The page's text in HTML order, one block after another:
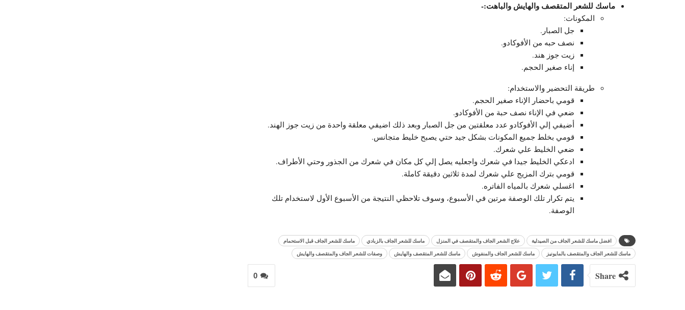
ماسك للشعر المتقصف والهايش والباهت:-
المكونات:
جل الصبار.
نصف حبه من الأفوكادو.
زيت جوز هند.
إناء صغير الحجم.
طريقة التحضير والاستخدام:
قومي باحضار الإناء صغير الحجم.
ضعي في الإناء نصف حبة من الأفوكادو.
أضيفي إلي الأفوكادو عدد معلقتين من جل الصبار وبعد ذلك اضيفي معلقة واحدة من زيت جوز الهند.
قومي بخلط جميع المكونات بشكل جيد حتي يصبح خليط متجانس.
ضعي الخليط علي شعرك.
ادعكي الخليط جيدا في شعرك واجعليه يصل إلي كل مكان في شعرك من الجذور وحتي الأطراف.
قومي بترك المزيج علي شعرك لمدة ثلاثين دقيقة كاملة.
اغسلي شعرك بالمياه الفاتره.
يتم تكرار تلك الوصفة مرتين في الأسبوع، وسوف تلاحظي النتيجة من الأسبوع الأول لاستخدام تلك
الوصفة.
افضل ماسك للشعر الجاف من الصيدلية علاج الشعر الجاف والمتقصف في المنزل ماسك للشعر الجاف بالزبادي
ماسك للشعر الجاف قبل الاستحمام
ماسك للشعر الجاف والمتقصف بالمايونيز
ماسك للشعر الجاف والمنفوش ماسك للشعر المتقصف والهايش وصفات للشعر الجاف والمتقصف والهايش
0 Share